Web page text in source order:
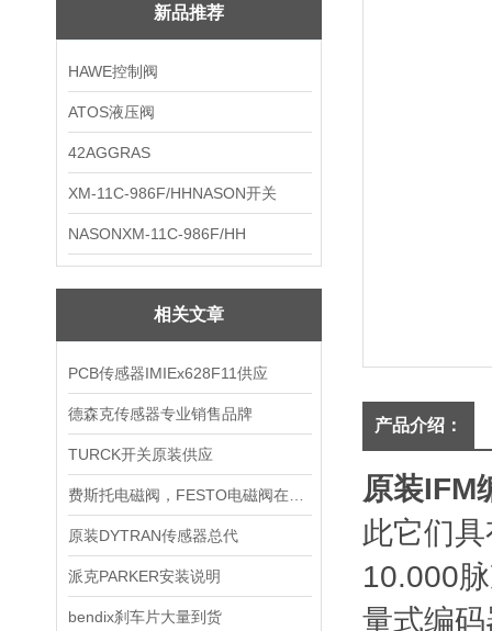
新品推荐
HAWE控制阀
ATOS液压阀
42AGGRAS
XM-11C-986F/HHNASON开关
NASONXM-11C-986F/HH
相关文章
PCB传感器IMIEx628F11供应
德森克传感器专业销售品牌
TURCK开关原装供应
原装DYTRAN传感器总代
派克PARKER安装说明
bendix刹车片大量到货
产品介绍：
原装IFM
此它们
10.000
量式编